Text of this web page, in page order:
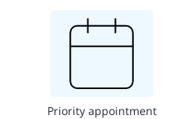
Priority appointment